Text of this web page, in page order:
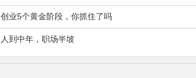
创业5个黄金阶段，你抓住了吗
人到中年，职场半坡